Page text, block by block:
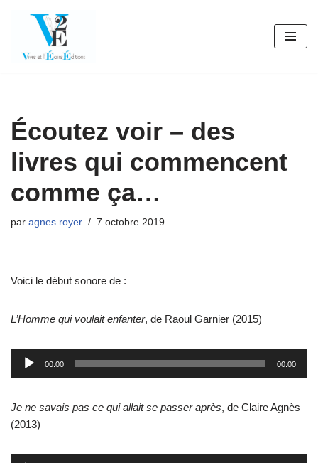
au
Écoutez voir – des
livres qui commencent
comme ça…
par agnes royer 7 octobre 2019
Voici le début sonore de :
L’Homme qui voulait enfanter, de Raoul Garnier (2015)
t
e
00:00 00:00
Je ne savais pas ce qui allait se passer après, de Claire Agnès
(2013)